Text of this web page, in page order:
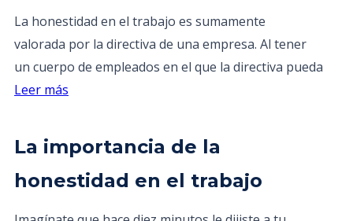
La honestidad en el trabajo es sumamente
valorada por la directiva de una empresa. Al tener
un cuerpo de empleados en el que la directiva pueda
Leer más
La importancia de la
honestidad en el trabajo